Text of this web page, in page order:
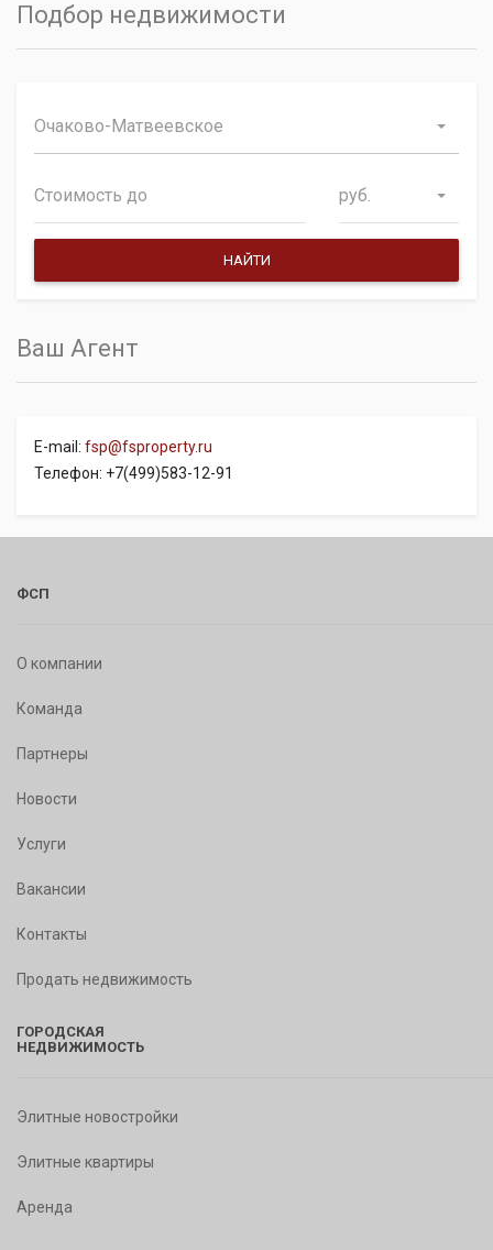
Подбор недвижимости
Очаково-Матвеевское
руб.
Ваш Агент
E-mail: fsp@fsproperty.ru
Телефон: +7(499)583-12-91
ФСП
О компании
Команда
Партнеры
Новости
Услуги
Вакансии
Контакты
Продать недвижимость
ГОРОДСКАЯ
НЕДВИЖИМОСТЬ
Элитные новостройки
Элитные квартиры
Аренда